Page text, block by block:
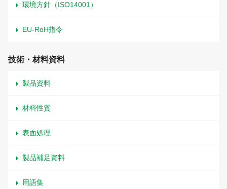
環境方針（ISO14001）
EU-RoH指令
技術・材料資料
製品資料
材料性質
表面処理
製品補足資料
用語集